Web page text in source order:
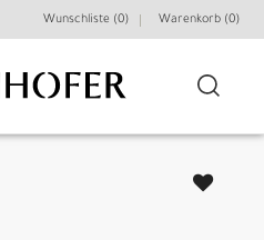
Wunschliste (0) Warenkorb (0)